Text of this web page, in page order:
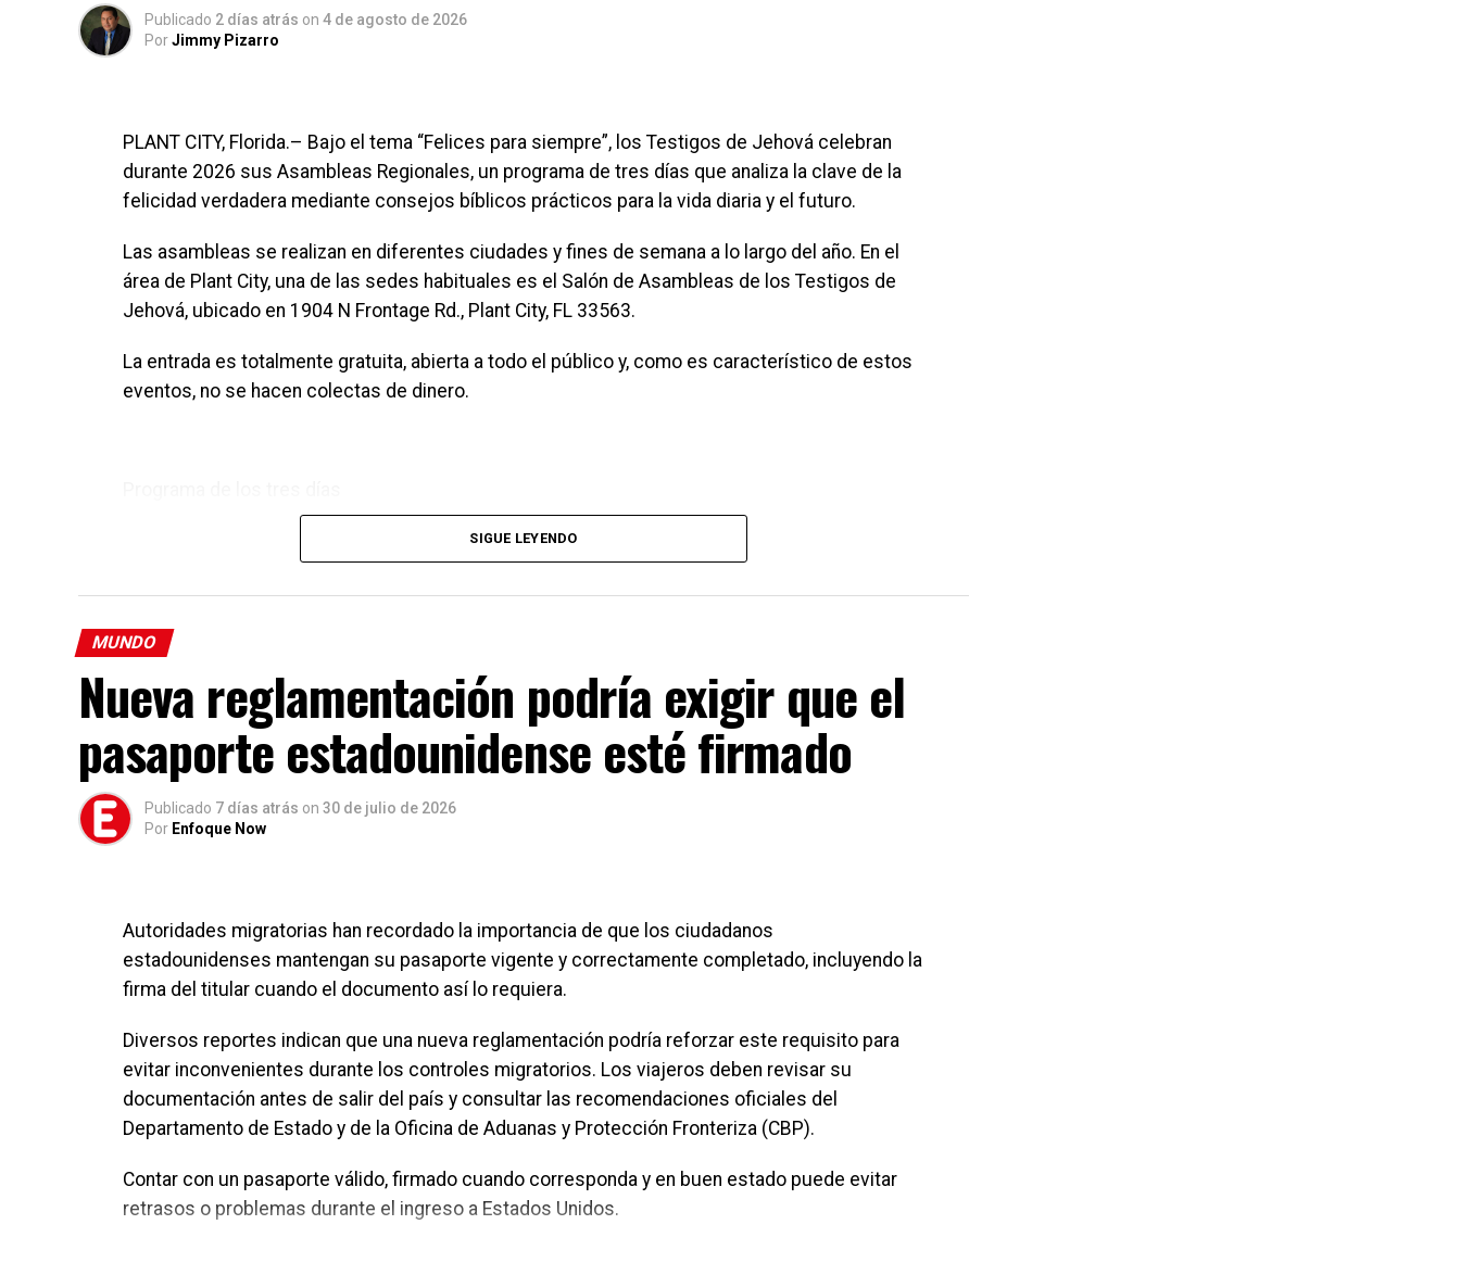
Publicado 2 días atrás on 4 de agosto de 2026
PorJimmy Pizarro
PLANT CITY, Florida.– Bajo el tema “Felices para siempre”, los Testigos de Jehová celebran
durante 2026 sus Asambleas Regionales, un programa de tres días que analiza la clave de la
felicidad verdadera mediante consejos bíblicos prácticos para la vida diaria y el futuro.
Las asambleas se realizan en diferentes ciudades y fines de semana a lo largo del año. En el
área de Plant City, una de las sedes habituales es el Salón de Asambleas de los Testigos de
Jehová, ubicado en 1904 N Frontage Rd., Plant City, FL 33563.
La entrada es totalmente gratuita, abierta a todo el público y, como es característico de estos
eventos, no se hacen colectas de dinero.
Cada jornada desarrolla un tema bíblico específico:
Viernes – Mateo 5:3
una vida verdaderamente feliz.
Sábado – Hechos 20:35
Las presentaciones destacan la felicidad que produce dar a los demás y poner en práctica los
principios bíblicos relacionados con la generosidad.
Domingo – Mateo 13:16
La jornada final enfatiza el valor de ver y oír las enseñanzas divinas y los beneficios que estas
Durante los tres días, los asistentes podrán disfrutar de discursos basados en la Biblia,
entrevistas, videos cortos y consejos prácticos sobre las enseñanzas de Jesús para la vida
diaria.
Las fechas, horarios y sedes de cada asamblea regional pueden consultarse mediante el
Buscador de Asambleas Regionales disponible en el sitio oficial JW.ORG, donde también se
encuentra el programa completo del evento.
Asambleas Internacionales reunirán delegados de diversos países
Como parte del programa mundial de 2026, los Testigos de Jehová también celebrarán 19
Asambleas Internacionales, distribuidas en 13 países, donde miles de delegados compartirán
SIGUE LEYENDO
MUNDO
Nueva reglamentación podría exigir que el
pasaporte estadounidense esté firmado
Publicado 7 días atrás on 30 de julio de 2026
Por Enfoque Now
Autoridades migratorias han recordado la importancia de que los ciudadanos
estadounidenses mantengan su pasaporte vigente y correctamente completado, incluyendo la
firma del titular cuando el documento así lo requiera.
Diversos reportes indican que una nueva reglamentación podría reforzar este requisito para
evitar inconvenientes durante los controles migratorios. Los viajeros deben revisar su
documentación antes de salir del país y consultar las recomendaciones oficiales del
Departamento de Estado y de la Oficina de Aduanas y Protección Fronteriza (CBP).
Contar con un pasaporte válido, firmado cuando corresponda y en buen estado puede evitar
retrasos o problemas durante el ingreso a Estados Unidos.